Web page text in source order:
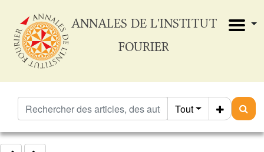
ANNALES DE L'INSTITUT
FOURIER
Tout